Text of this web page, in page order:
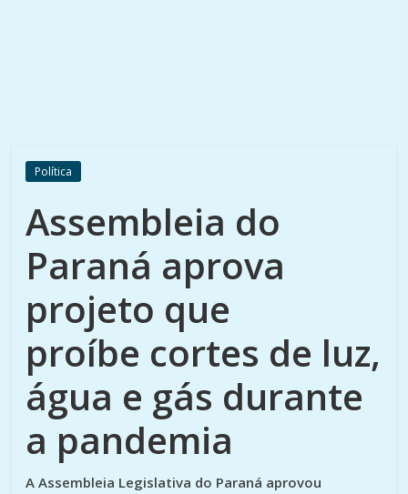
Política
Assembleia do
Paraná aprova
projeto que
proíbe cortes de luz,
água e gás durante
a pandemia
A Assembleia Legislativa do Paraná aprovou